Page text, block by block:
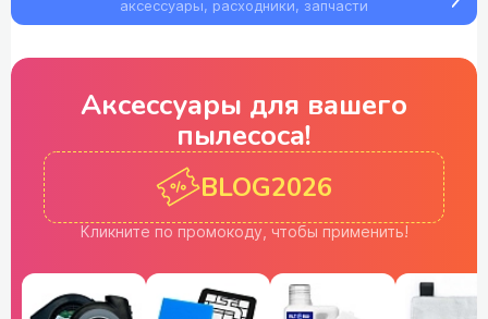
аксессуары, расходники, запчасти
Аксессуары для вашего
пылесоса!
Кликните по промокоду, чтобы применить!
BLOG2026